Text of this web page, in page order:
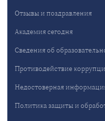
Отзывы и поздравления
Академия сегодня
Сведения об
Противодействие
Недостоверная
Политика защиты и